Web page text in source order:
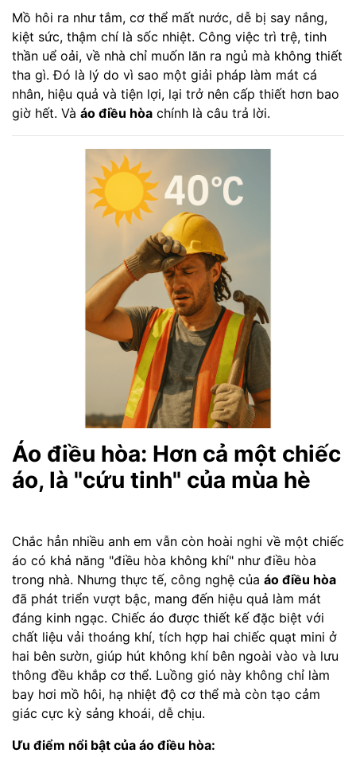
Mồ hôi ra như tắm, cơ thể mất nước, dễ bị say nắng,
kiệt sức, thậm chí là sốc nhiệt. Công việc trì trệ, tinh
thần uể oải, về nhà chỉ muốn lăn ra ngủ mà không thiết
tha gì. Đó là lý do vì sao một giải pháp làm mát cá
nhân, hiệu quả và tiện lợi, lại trở nên cấp thiết hơn bao
giờ hết. Và áo điều hòa chính là câu trả lời.
Áo điều hòa: Hơn cả một chiếc
áo, là "cứu tinh" của mùa hè
Chắc hẳn nhiều anh em vẫn còn hoài nghi về một chiếc
áo có khả năng "điều hòa không khí" như điều hòa
trong nhà. Nhưng thực tế, công nghệ của áo điều hòa
đã phát triển vượt bậc, mang đến hiệu quả làm mát
đáng kinh ngạc. Chiếc áo được thiết kế đặc biệt với
chất liệu vải thoáng khí, tích hợp hai chiếc quạt mini ở
hai bên sườn, giúp hút không khí bên ngoài vào và lưu
thông đều khắp cơ thể. Luồng gió này không chỉ làm
bay hơi mồ hôi, hạ nhiệt độ cơ thể mà còn tạo cảm
giác cực kỳ sảng khoái, dễ chịu.
Ưu điểm nổi bật của áo điều hòa: